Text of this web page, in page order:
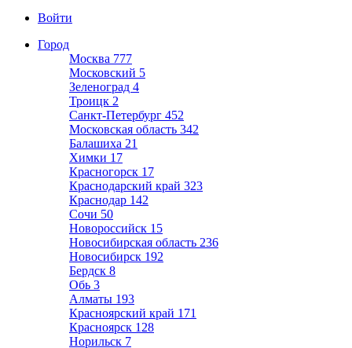
Войти
Город
Москва 777
Московский 5
Зеленоград 4
Троицк 2
Санкт-Петербург 452
Московская область 342
Балашиха 21
Химки 17
Красногорск 17
Краснодарский край 323
Краснодар 142
Сочи 50
Новороссийск 15
Новосибирская область 236
Новосибирск 192
Бердск 8
Обь 3
Алматы 193
Красноярский край 171
Красноярск 128
Норильск 7